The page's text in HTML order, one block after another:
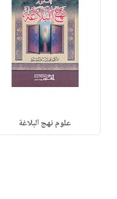
علوم نهج البلاغة